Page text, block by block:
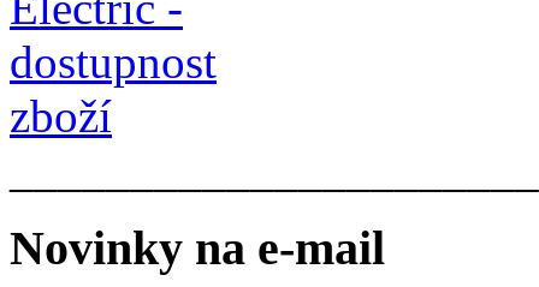
Novinky na e-mail